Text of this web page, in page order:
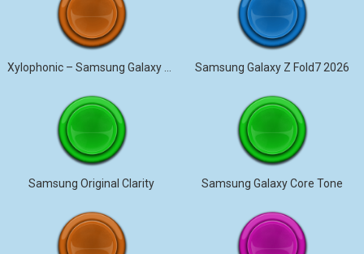
Samsung Galaxy Z Fold7 2026
Samsung Original Clarity Samsung Galaxy Core Tone